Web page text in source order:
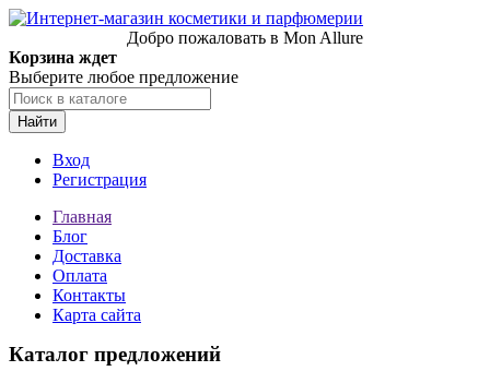
Добро пожаловать в Mon Allure
Корзина ждет
Выберите любое предложение
Найти
Вход
Регистрация
Главная
Блог
Доставка
Оплата
Контакты
Карта сайта
Каталог предложений